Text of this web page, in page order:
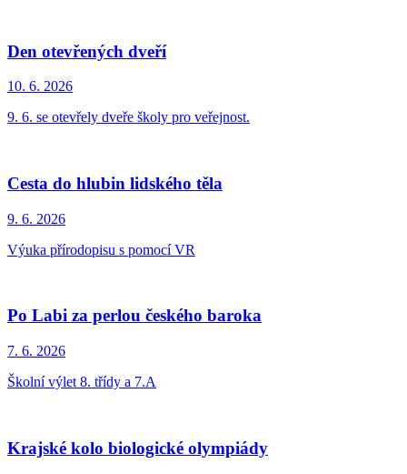
Den otevřených dveří
10. 6. 2026
9. 6. se otevřely dveře školy pro veřejnost.
Cesta do hlubin lidského těla
9. 6. 2026
Výuka přírodopisu s pomocí VR
Po Labi za perlou českého baroka
7. 6. 2026
Školní výlet 8. třídy a 7.A
Krajské kolo biologické olympiády